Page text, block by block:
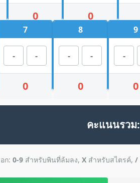
0 0
7
0
8
0
9
0
คะแนนรวม:
ก: 0-9 สำหรับพินที่ล้มลง, X สำหรับสไตรค์, /